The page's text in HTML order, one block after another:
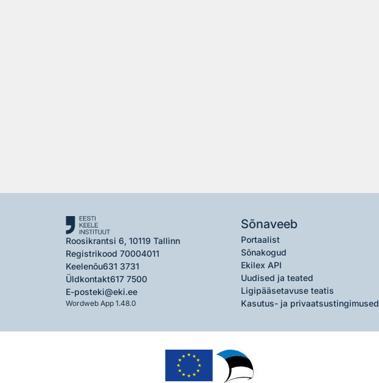
Roosikrantsi 6, 10119 Tallinn
Registrikood 70004011
Keelenõu631 3731
Üldkontakt617 7500
E-posteki@eki.ee
Wordweb App 1.48.0
Sõnaveeb
Portaalist
Sõnakogud
Ekilex API
Uudised ja teated
Ligipääsetavuse teatis
Kasutus- ja privaatsustingimused